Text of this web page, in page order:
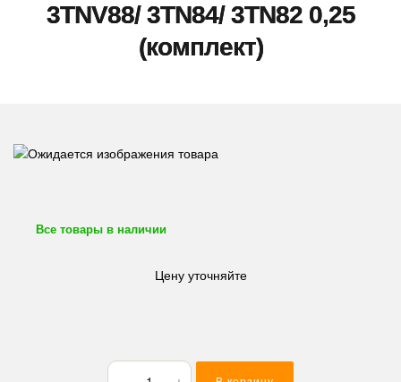
3TNV88/ 3TN84/ 3TN82 0,25
(комплект)
Все товары в наличии
Цену уточняйте
Количество